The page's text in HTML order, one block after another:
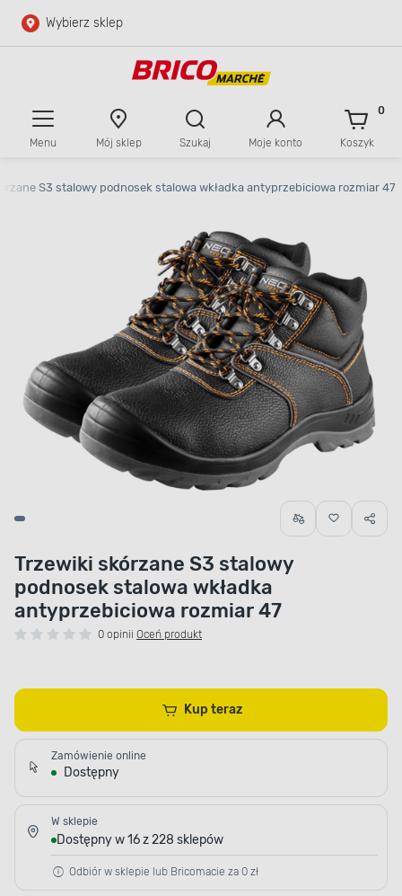
Przejdź do głównej zawartości
Wybierz sklep
Menu Mój sklep Szukaj Moje konto Koszyk
0
S3 stalowy podnosek stalowa wkładka antyprzebiciowa rozmiar 47
Trzewiki skórzane S3 stalowy
podnosek stalowa wkładka
antyprzebiciowa rozmiar 47
0 opinii Oceń produkt
Kup teraz
Zamówienie online
Dostępny
W sklepie
Dostępny w 16 z 228 sklepów
Odbiór w sklepie lub Bricomacie za 0 zł